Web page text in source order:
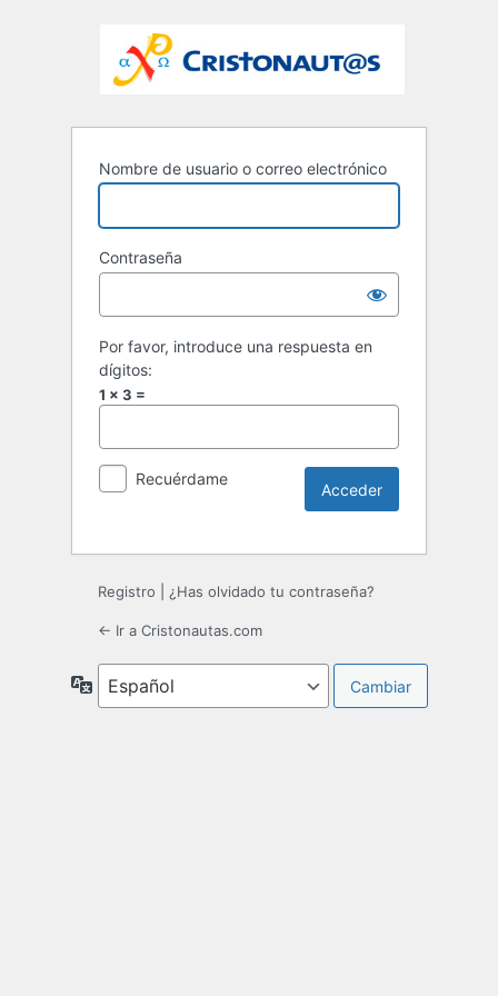
Nombre de usuario o correo electrónico
Contraseña
Por favor, introduce una respuesta en
dígitos:
1 × 3 =
Recuérdame
Registro ¿Has olvidado tu contraseña?
← Ir a Cristonautas.com
Idioma